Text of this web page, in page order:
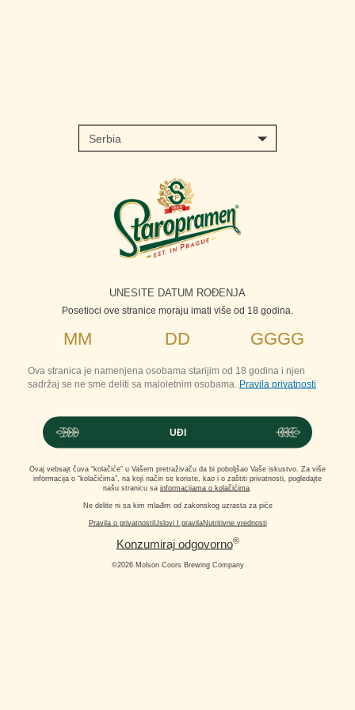
UNESITE DATUM ROĐENJA
Posetioci ove stranice moraju imati više od 18 godina.
Ova stranica je namenjena osobama starijim od 18 godina i njen
sadržaj se ne sme deliti sa maloletnim osobama. Pravila privatnosti
UĐI
Ovaj vebsajt čuva “kolačiće” u Vašem pretraživaču da bi poboljšao Vaše iskustvo. Za više
informacija o “kolačićima”, na koji način se koriste, kao i o zaštiti privatnosti, pogledajte
našu stranicu sa informacijama o kolačićima
Ne delite ni sa kim mlađim od zakonskog uzrasta za piće
Pravila o privatnostiUslovi I pravilaNutritivne vrednosti
Konzumiraj odgovorno®
©2026 Molson Coors Brewing Company